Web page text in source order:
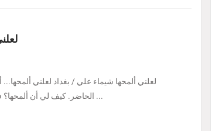
لعلني ألمحها شيماء علي / بغداد لعلني
الحاضر. كيف لي أن ألمحها؟ فهي نائية عني، بل متمرّدة عليَّ، كأنه ...